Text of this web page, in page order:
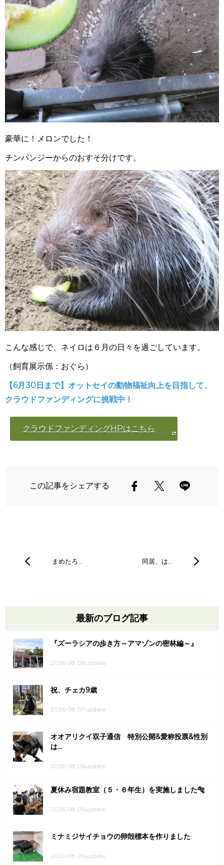
豪華に！メロンでした！
チンパンジーからのおすそ分けです。
こんな感じで、ネイロは６月の日々を過ごしています。
（飼育展示係：おぐら）
【6月30日まで】 オットセイの動物福祉向上を目指して、
クラウドファンディングに挑戦中！
クラウドファンディングHPはこちら
この記事をシェアする
まめたろ… 同居、は…
最新のブログ記事
『ズーラシアの歩き方～アマゾンの密林編～』
2026.08.08update
祝、チェカ9歳
2026.08.07update
オオアリクイ双子通信 特別公開&愛称投票&性別
は...
2026.08.06update
夏休み宿題教室（５・６年生）を実施しました🐅
2026.08.05update
ミナミジサイチョウの卵殻標本を作りました
2026.08.05update